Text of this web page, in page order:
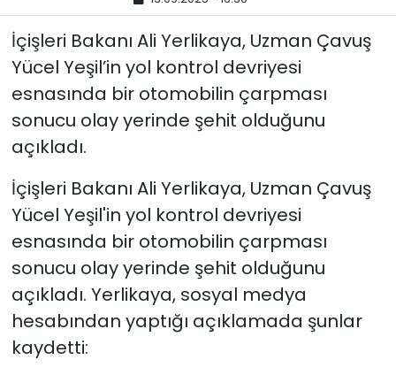
İçişleri Bakanı Ali Yerlikaya, Uzman Çavuş
Yücel Yeşil’in yol kontrol devriyesi
esnasında bir otomobilin çarpması
sonucu olay yerinde şehit olduğunu
açıkladı.
İçişleri Bakanı Ali Yerlikaya, Uzman Çavuş
Yücel Yeşil'in yol kontrol devriyesi
esnasında bir otomobilin çarpması
sonucu olay yerinde şehit olduğunu
açıkladı. Yerlikaya, sosyal medya
hesabından yaptığı açıklamada şunlar
kaydetti: